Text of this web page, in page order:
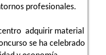
profesionales.
adquirir material
se ha celebrado